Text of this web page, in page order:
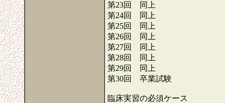
第23回 同上
第24回 同上
第25回 同上
第26回 同上
第27回 同上
第28回 同上
第29回 同上
第30回 卒業試験
臨床実習の必須ケース